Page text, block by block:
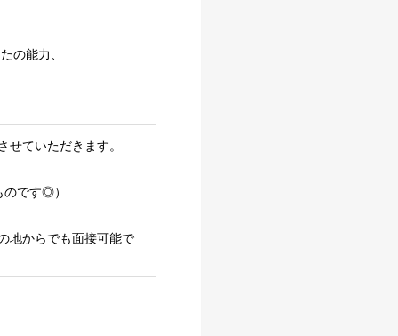
の能力、
ていただきます。
です◎）
地からでも面接可能で